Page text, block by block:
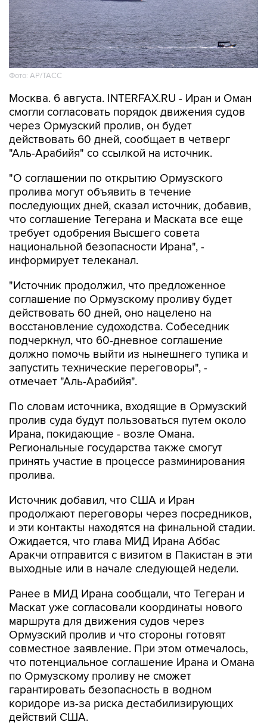
Фото: AP/ТАСС
Москва. 6 августа. INTERFAX.RU - Иран и Оман
смогли согласовать порядок движения судов
через Ормузский пролив, он будет
действовать 60 дней, сообщает в четверг
"Аль-Арабийя" со ссылкой на источник.
"О соглашении по открытию Ормузского
пролива могут объявить в течение
последующих дней, сказал источник, добавив,
что соглашение Тегерана и Маската все еще
требует одобрения Высшего совета
национальной безопасности Ирана", -
информирует телеканал.
"Источник продолжил, что предложенное
соглашение по Ормузскому проливу будет
действовать 60 дней, оно нацелено на
восстановление судоходства. Собеседник
подчеркнул, что 60-дневное соглашение
должно помочь выйти из нынешнего тупика и
запустить технические переговоры", -
отмечает "Аль-Арабийя".
По словам источника, входящие в Ормузский
пролив суда будут пользоваться путем около
Ирана, покидающие - возле Омана.
Региональные государства также смогут
принять участие в процессе разминирования
пролива.
Источник добавил, что США и Иран
продолжают переговоры через посредников,
и эти контакты находятся на финальной стадии.
Ожидается, что глава МИД Ирана Аббас
Аракчи отправится с визитом в Пакистан в эти
выходные или в начале следующей недели.
Ранее в МИД Ирана сообщали, что Тегеран и
Маскат уже согласовали координаты нового
маршрута для движения судов через
Ормузский пролив и что стороны готовят
совместное заявление. При этом отмечалось,
что потенциальное соглашение Ирана и Омана
по Ормузскому проливу не сможет
гарантировать безопасность в водном
коридоре из-за риска дестабилизирующих
действий США.